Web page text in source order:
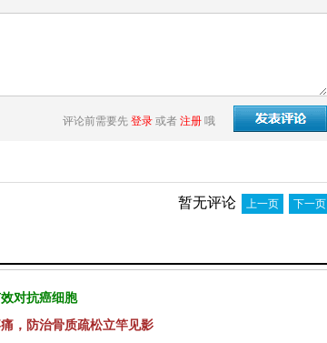
评论前需要先 登录 或者 注册 哦
暂无评论 上一页 下一页
对抗癌细胞
，防治骨质疏松立竿见影